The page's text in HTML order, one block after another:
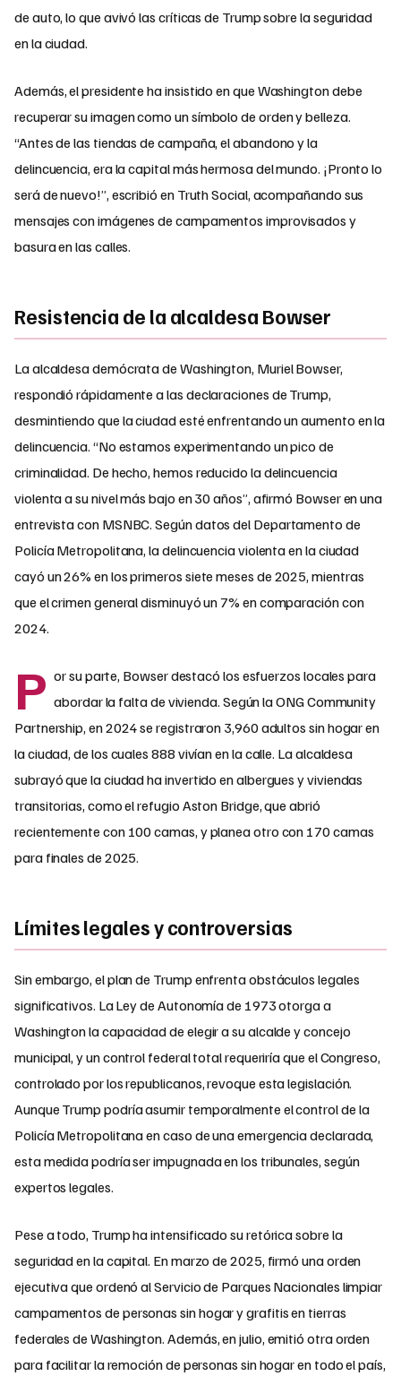
de auto, lo que avivó las críticas de Trump sobre la seguridad
en la ciudad.
Además, el presidente ha insistido en que Washington debe
recuperar su imagen como un símbolo de orden y belleza.
“Antes de las tiendas de campaña, el abandono y la
delincuencia, era la capital más hermosa del mundo. ¡Pronto lo
será de nuevo!”, escribió en Truth Social, acompañando sus
mensajes con imágenes de campamentos improvisados y
basura en las calles.
Resistencia de la alcaldesa Bowser
La alcaldesa demócrata de Washington, Muriel Bowser,
respondió rápidamente a las declaraciones de Trump,
desmintiendo que la ciudad esté enfrentando un aumento en la
delincuencia. “No estamos experimentando un pico de
criminalidad. De hecho, hemos reducido la delincuencia
violenta a su nivel más bajo en 30 años”, afirmó Bowser en una
entrevista con MSNBC. Según datos del Departamento de
Policía Metropolitana, la delincuencia violenta en la ciudad
cayó un 26% en los primeros siete meses de 2025, mientras
que el crimen general disminuyó un 7% en comparación con
2024.
P or su parte, Bowser destacó los esfuerzos locales para
abordar la falta de vivienda. Según la ONG Community
Partnership, en 2024 se registraron 3,960 adultos sin hogar en
la ciudad, de los cuales 888 vivían en la calle. La alcaldesa
subrayó que la ciudad ha invertido en albergues y viviendas
transitorias, como el refugio Aston Bridge, que abrió
recientemente con 100 camas, y planea otro con 170 camas
para finales de 2025.
Límites legales y controversias
Sin embargo, el plan de Trump enfrenta obstáculos legales
significativos. La Ley de Autonomía de 1973 otorga a
Washington la capacidad de elegir a su alcalde y concejo
municipal, y un control federal total requeriría que el Congreso,
controlado por los republicanos, revoque esta legislación.
Aunque Trump podría asumir temporalmente el control de la
Policía Metropolitana en caso de una emergencia declarada,
esta medida podría ser impugnada en los tribunales, según
expertos legales.
Pese a todo, Trump ha intensificado su retórica sobre la
seguridad en la capital. En marzo de 2025, firmó una orden
ejecutiva que ordenó al Servicio de Parques Nacionales limpiar
campamentos de personas sin hogar y grafitis en tierras
federales de Washington. Además, en julio, emitió otra orden
para facilitar la remoción de personas sin hogar en todo el país,